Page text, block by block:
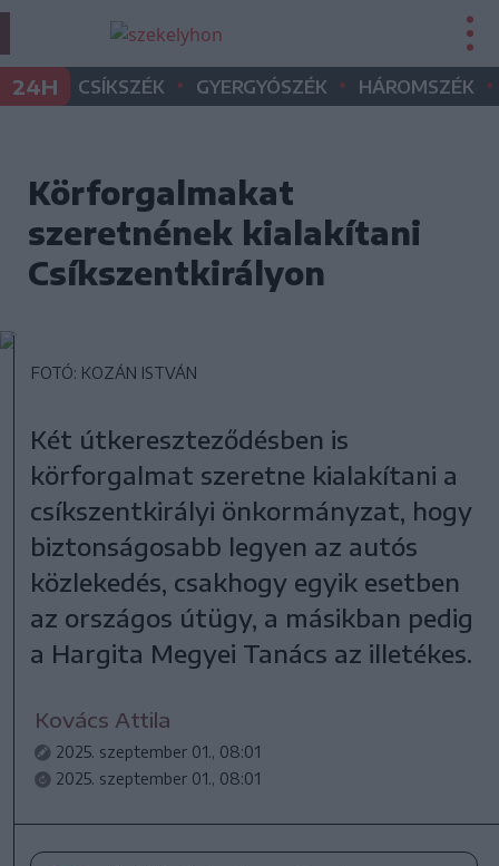
24H CSÍKSZÉK • GYERGYÓSZÉK • HÁROMSZÉK •
Körforgalmakat
szeretnének kialakítani
Csíkszentkirályon
FOTÓ: KOZÁN ISTVÁN
Két útkereszteződésben is
körforgalmat szeretne kialakítani a
csíkszentkirályi önkormányzat, hogy
biztonságosabb legyen az autós
közlekedés, csakhogy egyik esetben
az országos útügy, a másikban pedig
a Hargita Megyei Tanács az illetékes.
Kovács Attila
2025. szeptember 01., 08:01
2025. szeptember 01., 08:01